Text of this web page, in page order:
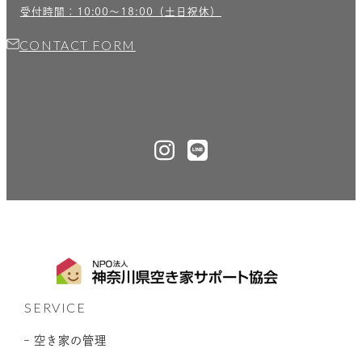
受付時間：10:00〜18:00（土日祝休）
CONTACT FORM
SERVICE
– 空き家の管理